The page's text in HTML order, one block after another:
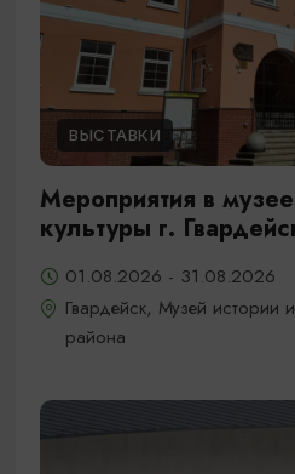
ВЫСТАВКИ
Мероприятия в
культуры г.
01.08.2026 - 31.08.2026
Гвардейск, Музей истории
района